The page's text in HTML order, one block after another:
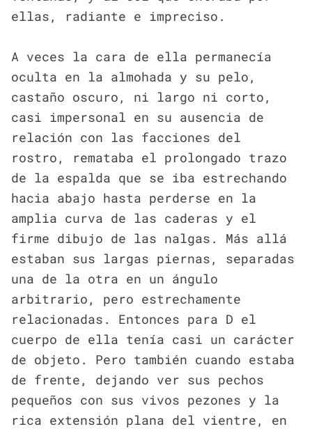
ellas, radiante e impreciso.
A veces la cara de ella permanecía
oculta en la almohada y su pelo,
castaño oscuro, ni largo ni corto,
casi impersonal en su ausencia de
relación con las facciones del
rostro, remataba el prolongado trazo
de la espalda que se iba estrechando
hacia abajo hasta perderse en la
amplia curva de las caderas y el
firme dibujo de las nalgas. Más allá
estaban sus largas piernas, separadas
una de la otra en un ángulo
arbitrario, pero estrechamente
relacionadas. Entonces para D el
cuerpo de ella tenía casi un carácter
de objeto. Pero también cuando estaba
de frente, dejando ver sus pechos
pequeños con sus vivos pezones y la
rica extensión plana del vientre, en